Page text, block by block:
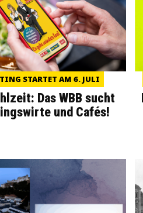
STARTET AM 6. JULI
Das WBB sucht
und Cafés!